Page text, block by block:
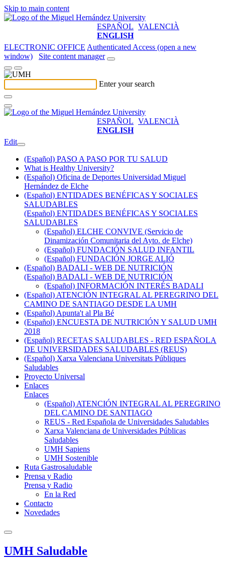
Skip to main content
ESPAÑOL VALENCIÀ
ENGLISH
ELECTRONIC OFFICE Authenticated Access (open a new
window)
Site content manager
Enter your search
ESPAÑOL VALENCIÀ
ENGLISH
Edit
(Español) PASO A PASO POR TU SALUD
What is Healthy University?
(Español) Oficina de Deportes Universidad Miguel
Hernández de Elche
(Español) ENTIDADES BENÉFICAS Y SOCIALES
SALUDABLES
(Español) ENTIDADES BENÉFICAS Y SOCIALES
SALUDABLES
(Español) ELCHE CONVIVE (Servicio de
Dinamización Comunitaria del Ayto. de Elche)
(Español) FUNDACIÓN SALUD INFANTIL
(Español) FUNDACIÓN JORGE ALIÓ
(Español) BADALI - WEB DE NUTRICIÓN
(Español) BADALI - WEB DE NUTRICIÓN
(Español) INFORMACIÓN INTERÉS BADALI
(Español) ATENCIÓN INTEGRAL AL PEREGRINO DEL
CAMINO DE SANTIAGO DESDE LA UMH
(Español) Apunta't al Pla Bé
(Español) ENCUESTA DE NUTRICIÓN Y SALUD UMH
2018
(Español) RECETAS SALUDABLES - RED ESPAÑOLA
DE UNIVERSIDADES SALUDABLES (REUS)
(Español) Xarxa Valenciana Universitats Públiques
Saludables
Proyecto Universal
Enlaces
Enlaces
(Español) ATENCIÓN INTEGRAL AL PEREGRINO
DEL CAMINO DE SANTIAGO
REUS - Red Española de Universidades Saludables
Xarxa Valenciana de Universidades Públicas
Saludables
UMH Sapiens
UMH Sostenible
Ruta Gastrosaludable
Prensa y Radio
Prensa y Radio
En la Red
Contacto
Novedades
UMH Saludable